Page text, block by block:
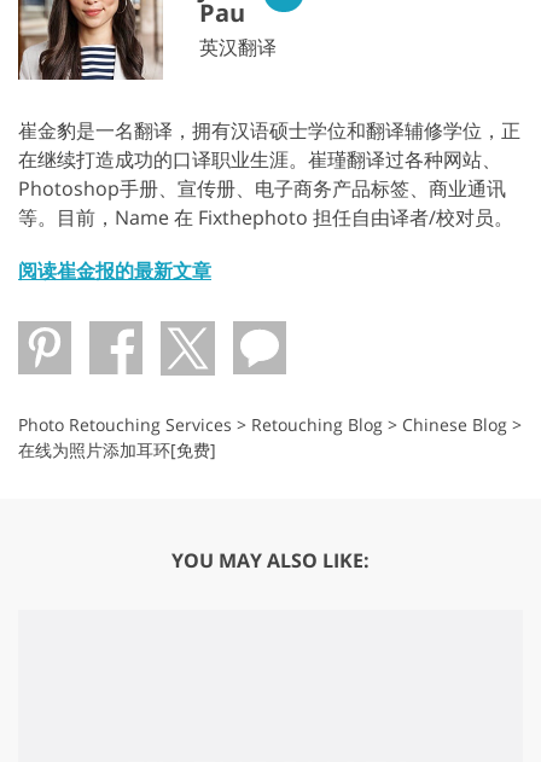
Pau
英汉翻译
崔金豹是一名翻译，拥有汉语硕士学位和翻译辅修学位，正
在继续打造成功的口译职业生涯。崔瑾翻译过各种网站、
Photoshop手册、宣传册、电子商务产品标签、商业通讯
等。目前，Name 在 Fixthephoto 担任自由译者/校对员。
阅读崔金报的最新文章
Photo Retouching Services > Retouching Blog > Chinese Blog >
在线为照片添加耳环[免费]
YOU MAY ALSO LIKE: